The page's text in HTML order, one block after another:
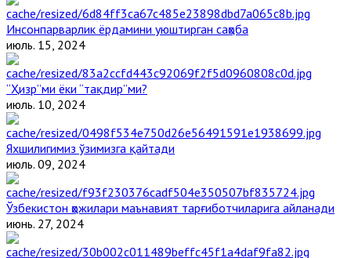
Инсонпарварлик ёрдамини уюштирган саҳоба
июль. 15, 2024
“Ҳизр”ми ёки “тақдир”ми?
июль. 10, 2024
Яхшилигимиз ўзимизга қайтади
июль. 09, 2024
Ўзбекистон ҳожилари маънавият тарғиботчиларига айланади
июнь. 27, 2024